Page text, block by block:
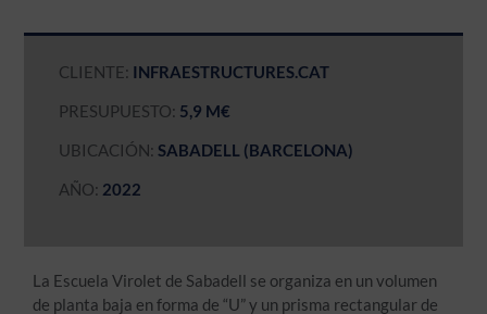
CLIENTE: INFRAESTRUCTURES.CAT
PRESUPUESTO: 5,9 M€
UBICACIÓN:SABADELL (BARCELONA)
AÑO: 2022
La Escuela Virolet de Sabadell se organiza en un volumen
de planta baja en forma de “U” y un prisma rectangular de